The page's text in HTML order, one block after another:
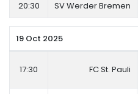
20:30 SV Werder Bremen
19 Oct 2025
17:30 FC St. Pauli